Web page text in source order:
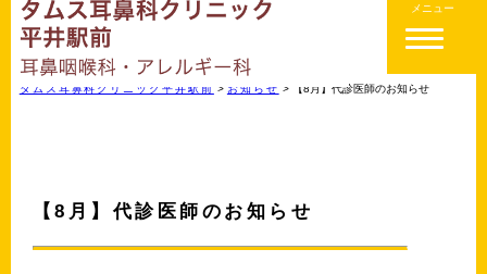
メニュー
タムス耳鼻科クリニック平井駅前 > お知らせ > 【8月】代診医師のお知らせ
【8月】代診医師のお知らせ